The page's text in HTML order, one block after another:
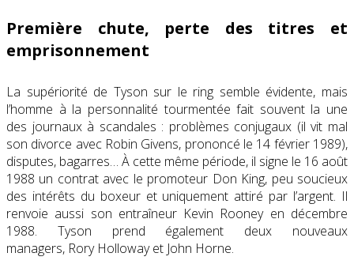
Première chute, perte des titres et
emprisonnement
La supériorité de Tyson sur le ring semble évidente, mais
l’homme à la personnalité tourmentée fait souvent la une
des journaux à scandales : problèmes conjugaux (il vit mal
son divorce avec Robin Givens, prononcé le 14 février 1989),
disputes, bagarres… À cette même période, il signe le 16 août
1988 un contrat avec le promoteur Don King, peu soucieux
des intérêts du boxeur et uniquement attiré par l’argent. Il
renvoie aussi son entraîneur Kevin Rooney en décembre
1988. Tyson prend également deux nouveaux
managers, Rory Holloway et John Horne.